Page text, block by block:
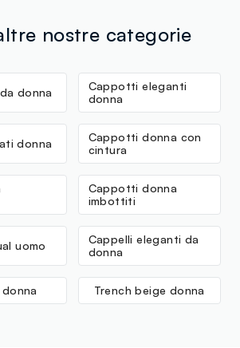
nostre categorie
donna
Cappotti eleganti
donna
donna
Cappotti donna con
cintura
Cappotti donna
imbottiti
uomo
Cappelli eleganti da
donna
Trench beige donna